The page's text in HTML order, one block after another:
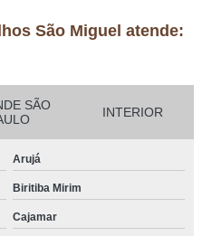
São Miguel atende:
SÃO
INTERIOR
Arujá
Biritiba Mirim
Cajamar